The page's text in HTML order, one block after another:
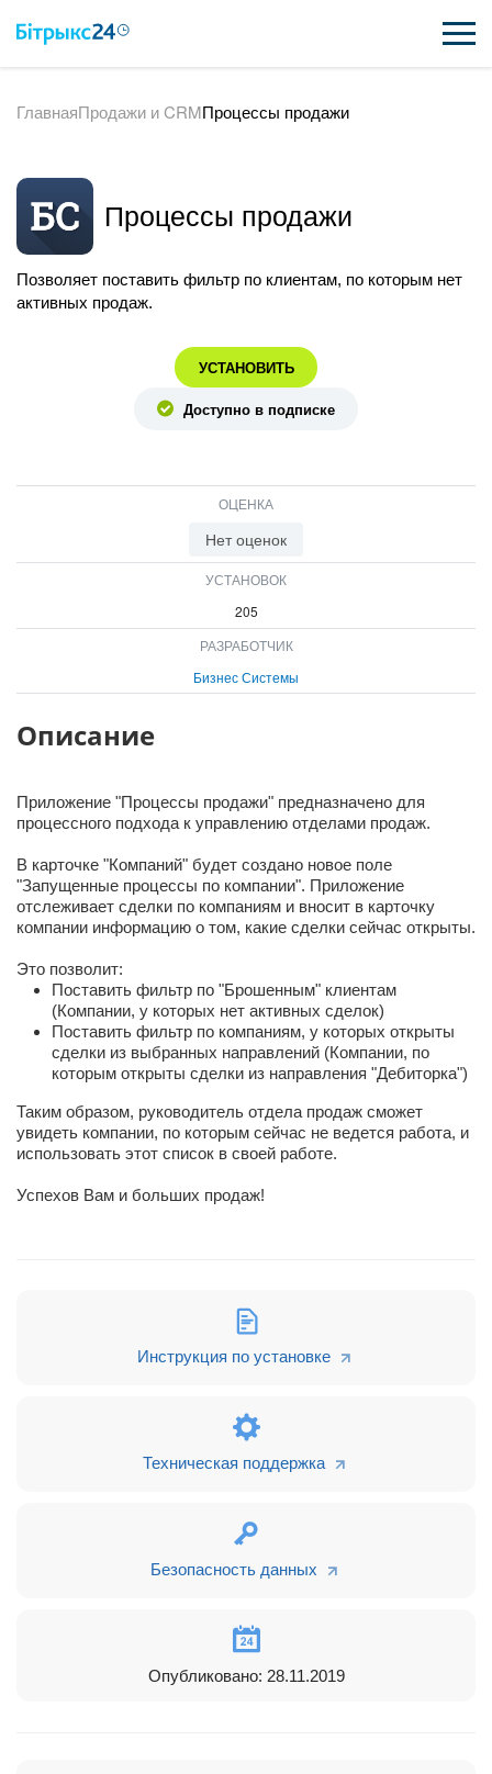
ВОЗМОЖНОСТИ
ИНТЕГРАЦИИ
ПОЛЕЗНОЕ
ВХОД
ГлавнаяПродажи и CRMПроцессы продажи
Процессы продажи
Позволяет поставить фильтр по клиентам, по которым нет
активных продаж.
УСТАНОВИТЬ
Доступно в подписке
ОЦЕНКА
Нет оценок
УСТАНОВОК
205
РАЗРАБОТЧИК
Бизнес Системы
Описание
Приложение "Процессы продажи" предназначено для
процессного подхода к управлению отделами продаж.
В карточке "Компаний" будет создано новое поле
"Запущенные процессы по компании". Приложение
отслеживает сделки по компаниям и вносит в карточку
компании информацию о том, какие сделки сейчас открыты.
Это позволит:
Поставить фильтр по "Брошенным" клиентам
(Компании, у которых нет активных сделок)
Поставить фильтр по компаниям, у которых открыты
сделки из выбранных направлений (Компании, по
которым открыты сделки из направления "Дебиторка")
Таким образом, руководитель отдела продаж сможет
увидеть компании, по которым сейчас не ведется работа, и
использовать этот список в своей работе.
Успехов Вам и больших продаж!
Инструкция по установке
Техническая поддержка
Безопасность данных
Опубликовано: 28.11.2019